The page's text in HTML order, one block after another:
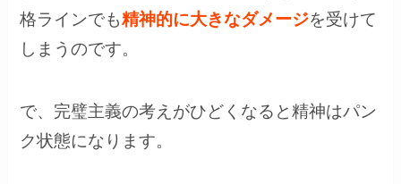
格ラインでも精神的に大きなダメージを受けて
しまうのです。
で、完璧主義の考えがひどくなると精神はパン
ク状態になります。